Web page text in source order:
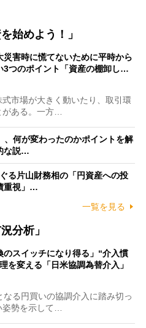
始めよう！」
災害時に慌てないために平時から
3つのポイント「資産の棚卸し…
市場が大きく動いたり、取引環
がある。一方…
、何が変わったのかポイントを解
な説…
る片山財務相の「円資産への投
重視」…
一覧を見る
分析」
のスイッチになり得る」“介入慣
を変える「日米協調為替介入」
る円買いの協調介入に踏み切っ
姿勢を示して…